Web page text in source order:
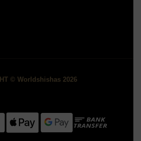
© Worldshishas 2026